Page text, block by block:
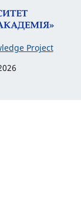
Project